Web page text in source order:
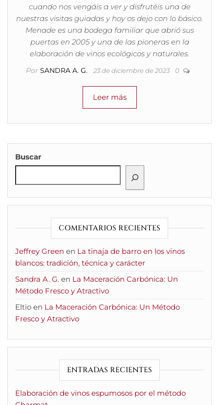
cuando nos vengáis a ver y disfrutéis una de
nuestras visitas guiadas y hoy os dejo con lo básico.
Menade es una bodega familiar que abrió sus
puertas en 2005 y una de las pioneras en la
elaboración de vinos ecológicos y naturales.
Por SANDRA A. G. 23 de diciembre de 2023 0
Leer más
Buscar
COMENTARIOS RECIENTES
Jeffrey Green en La tinaja de barro en los vinos
blancos: tradición, técnica y carácter
Sandra A. G. en La Maceración Carbónica: Un
Método Fresco y Atractivo
Eltio en La Maceración Carbónica: Un Método
Fresco y Atractivo
ENTRADAS RECIENTES
Elaboración de vinos espumosos por el método